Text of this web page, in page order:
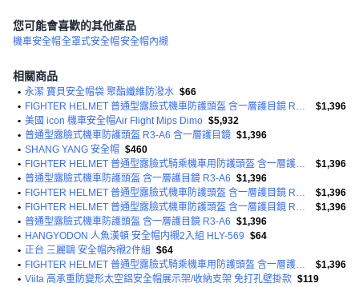
您可能會喜歡的其他產品
機車安全帽全罩式安全帽安全帽內襯
相關商品
• 永潔 寶貝安全帽袋 聚酯纖維防潑水 $66
•
FIGHTER HELMET 普通型露臉式機車防護頭盔 含一層護目鏡 R3-A6
$1,396
• 美國 icon 機車安全帽Air Flight Mips Dimo $5,932
• 普通型露臉式機車防護頭盔 R3-A6 含一層護目鏡 $1,396
• SHANG YANG 安全帽 $460
•
FIGHTER HELMET 普通型露臉式騎乘機車用防護頭盔 含一層護目鏡 R3A6 1350g
$1,396
• 普通型露臉式機車防護頭盔 含一層護目鏡 R3-A6 $1,396
•
FIGHTER HELMET 普通型露臉式機車防護頭盔 含一層護目鏡 R3-A6
$1,396
•
FIGHTER HELMET 普通型露臉式機車防護頭盔 含一層護目鏡 R3-A6
$1,396
• 普通型露臉式機車防護頭盔 含一層護目鏡 R3-A6 $1,396
• HANGYODON 人魚漢頓 安全帽内襯2入組 HLY-569 $64
• 正台 三麗鷗 安全帽內襯2件組
$64
•
FIGHTER HELMET 普通型露臉式騎乘機車用防護頭盔 含一層護目鏡 R3A6 1350g
$1,396
• Viita 高承重防變形太空鋁安全帽展示架/收納支架 免打孔壁掛款 $119